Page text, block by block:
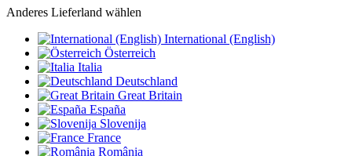
Anderes Lieferland wählen
International (English)
Österreich
Italia
Deutschland
Great Britain
España
Slovenija
France
România